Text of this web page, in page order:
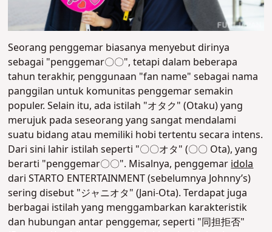
Seorang penggemar biasanya menyebut dirinya
sebagai "penggemar〇〇", tetapi dalam beberapa
tahun terakhir, penggunaan "fan name" sebagai nama
panggilan untuk komunitas penggemar semakin
populer. Selain itu, ada istilah "オタク" (Otaku) yang
merujuk pada seseorang yang sangat mendalami
suatu bidang atau memiliki hobi tertentu secara intens.
Dari sini lahir istilah seperti "〇〇オタ" (〇〇 Ota), yang
berarti "penggemar〇〇". Misalnya, penggemar idola
dari STARTO ENTERTAINMENT (sebelumnya Johnny’s)
sering disebut "ジャニオタ" (Jani-Ota).Terdapat juga
berbagai istilah yang menggambarkan karakteristik
dan hubungan antar penggemar, seperti "同担拒否"